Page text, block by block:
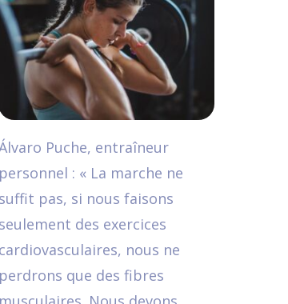
Puche, entraîneur
personnel : « La marche ne
suffit pas, si nous faisons
seulement des exercices
cardiovasculaires, nous ne
perdrons que des fibres